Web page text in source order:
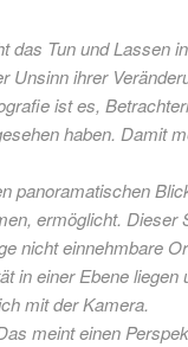
das Tun und Lassen
Unsinn ihrer
ist es,
haben. Damit
panoramatischen
ermöglicht. Dieser
nicht einnehmbare
in einer Ebene
mit der Kamera.
meint einen